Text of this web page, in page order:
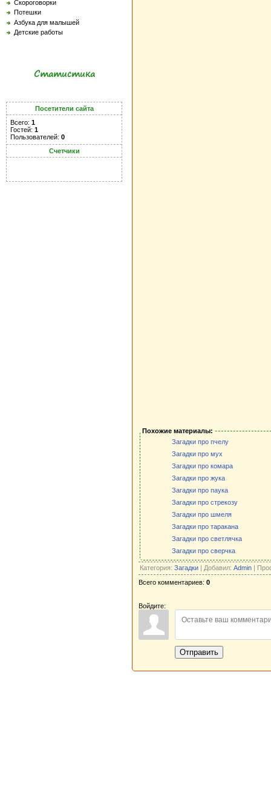
Скороговорки
Потешки
Азбука для малышей
Детские работы
Статистика
Посетители сайта
Всего: 1
Гостей: 1
Пользователей: 0
Счетчики
Похожие материалы:
Загадки про пчелу
Загадки про мух
Загадки про комара
Загадки про жука
Загадки про паука
Загадки про стрекозу
Загадки про шмеля
Загадки про таракана
Загадки про светлячка
Загадки про сверчка
Категория: Загадки | Добавил: Admin |
Всего комментариев: 0
Войдите:
Отправить